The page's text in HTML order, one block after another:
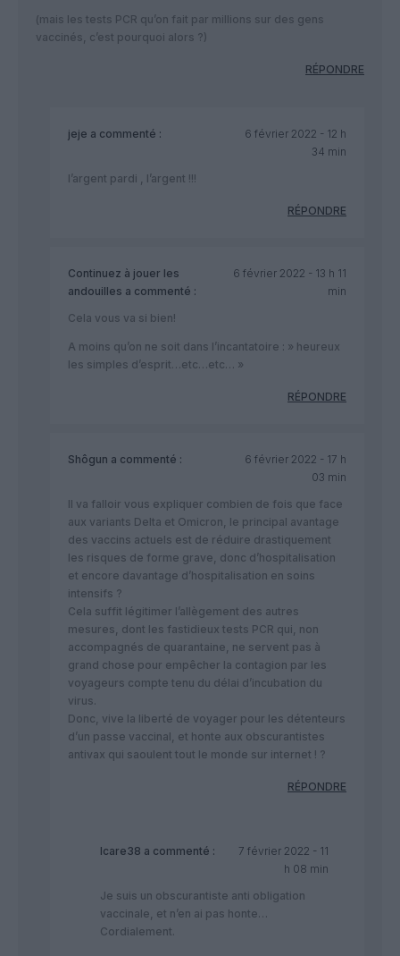
(mais les tests PCR qu’on fait par millions sur des gens
vaccinés, c’est pourquoi alors ?)
RÉPONDRE
jeje a commenté :
6 février 2022 - 12 h
34 min
l’argent pardi , l’argent !!!
RÉPONDRE
Continuez à jouer les
andouilles a commenté :
6 février 2022 - 13 h 11
min
Cela vous va si bien!
A moins qu’on ne soit dans l’incantatoire : » heureux
les simples d’esprit…etc…etc… »
RÉPONDRE
Shôgun a commenté :
6 février 2022 - 17 h
03 min
Il va falloir vous expliquer combien de fois que face
aux variants Delta et Omicron, le principal avantage
des vaccins actuels est de réduire drastiquement
les risques de forme grave, donc d’hospitalisation
et encore davantage d’hospitalisation en soins
intensifs ?
Cela suffit légitimer l’allègement des autres
mesures, dont les fastidieux tests PCR qui, non
accompagnés de quarantaine, ne servent pas à
grand chose pour empêcher la contagion par les
voyageurs compte tenu du délai d’incubation du
virus.
Donc, vive la liberté de voyager pour les détenteurs
d’un passe vaccinal, et honte aux obscurantistes
antivax qui saoulent tout le monde sur internet ! ?
RÉPONDRE
Icare38 a commenté :
7 février 2022 - 11
h 08 min
Je suis un obscurantiste anti obligation
vaccinale, et n’en ai pas honte…
Cordialement.